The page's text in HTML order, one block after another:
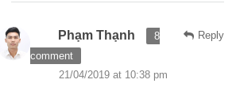
Reply
Phạm Thạnh
8
comment
21/04/2019 at 10:38 pm